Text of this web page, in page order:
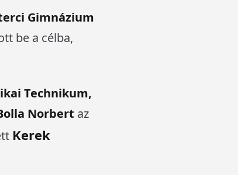
Gimnázium
be a célba,
Technikum,
Norbert az
Kerek